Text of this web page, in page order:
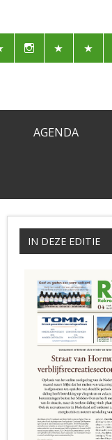
AGENDA
IN DEZE EDITIE